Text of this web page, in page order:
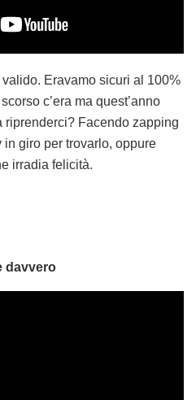
Eravamo sicuri al 100%
c’era ma quest’anno
riprenderci? Facendo zapping
giro per trovarlo, oppure
irradia felicità.
davvero